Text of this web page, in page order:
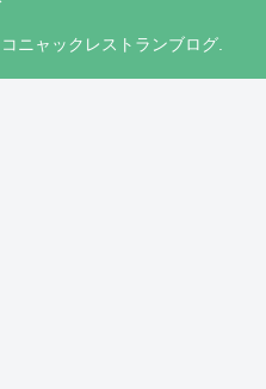
ニャックレストランブログ.